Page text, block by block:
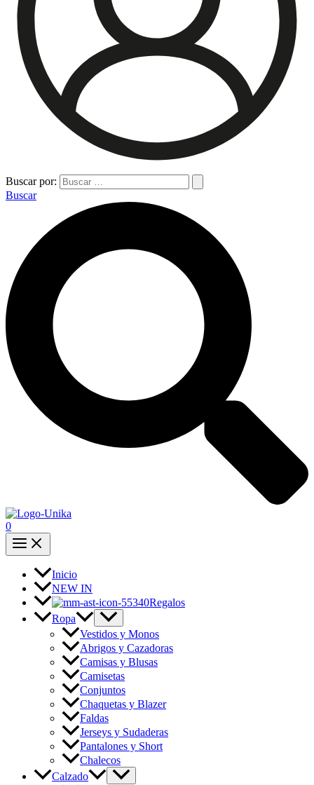
Buscar por:
Buscar
0
Inicio
NEW IN
Regalos
Ropa
Vestidos y Monos
Abrigos y Cazadoras
Camisas y Blusas
Camisetas
Conjuntos
Chaquetas y Blazer
Faldas
Jerseys y Sudaderas
Pantalones y Short
Chalecos
Calzado